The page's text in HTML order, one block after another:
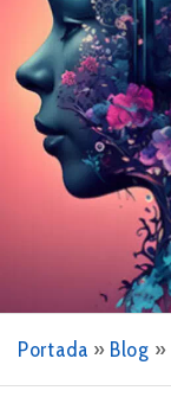
Portada » Blog »